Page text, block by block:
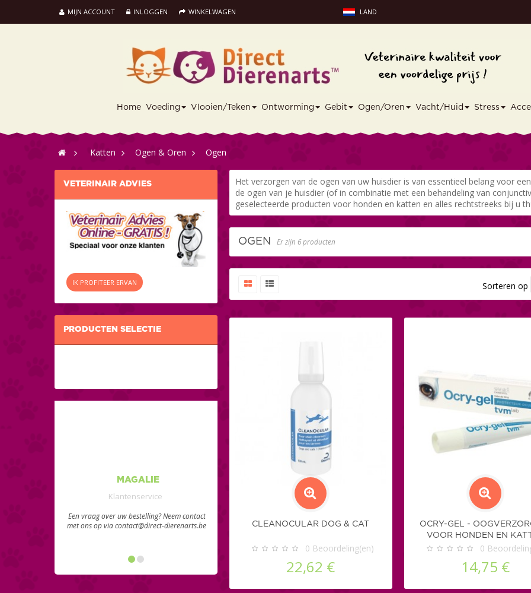
MIJN ACCOUNT INLOGGEN WINKELWAGEN LAND
Home Voeding Vlooien/Teken Ontworming Gebit Ogen/Oren Vacht/Huid Stress
> Katten > Ogen & Oren > Ogen
VETERINAIR ADVIES
IK PROFITEER ERVAN
PRODUCTEN SELECTIE
MAGALIE
Klantenservice
Een vraag over uw bestelling? Neem contact
met ons op via contact@direct-dierenarts.be
Het verzorgen van de ogen van uw huisdier is van essentieel belang voor
de ogen van je huisdier (of in combinatie met een behandeling van
geselecteerde producten voor honden en katten en alles rechtstreeks bij u
OGEN Er zijn 6 producten
Sorteren op
CLEANOCULAR DOG & CAT
0 Beoordeling(en)
22,62 €
OCRY-GEL -
VOOR HONDEN EN
0
14,75 €